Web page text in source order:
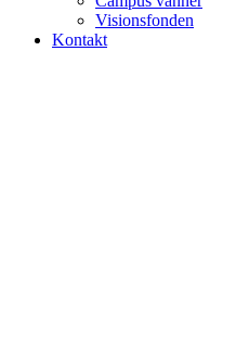
Visionsfonden
Kontakt